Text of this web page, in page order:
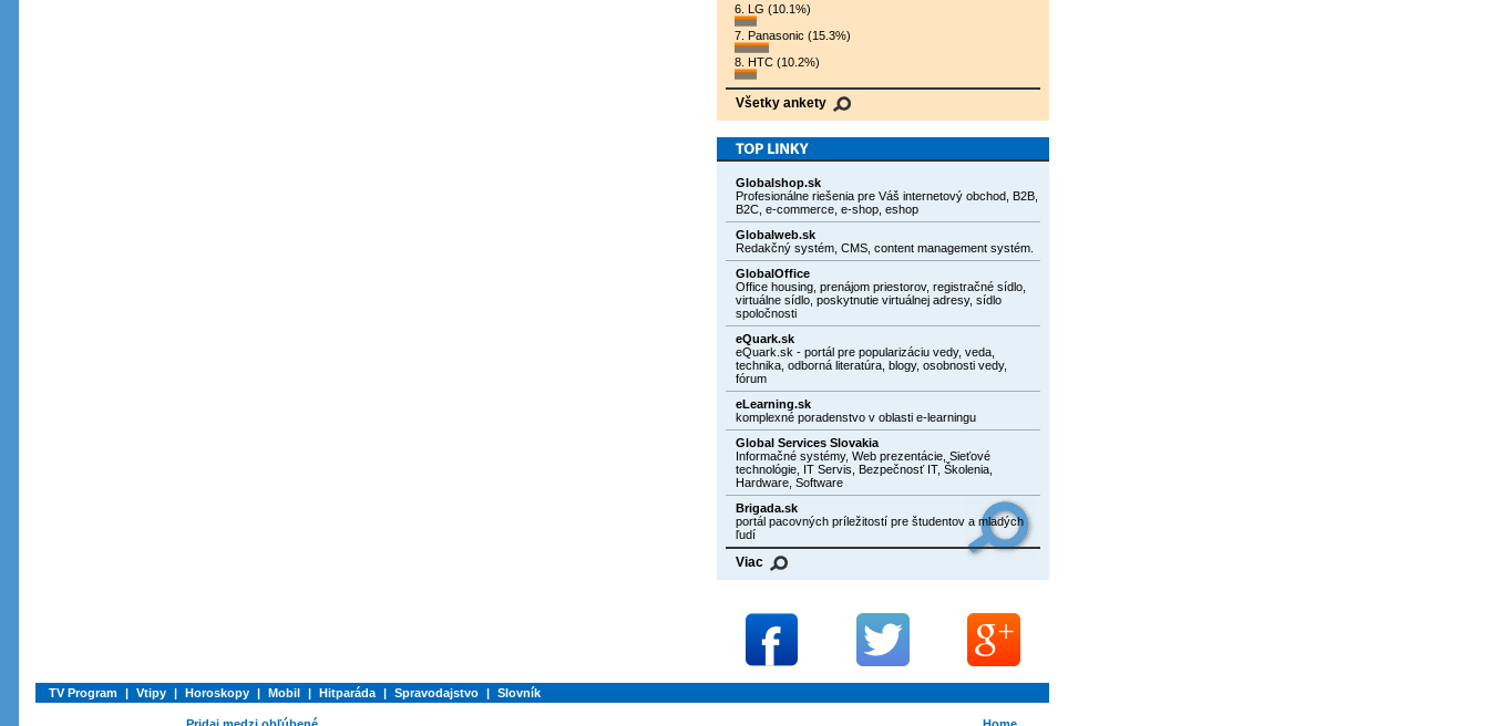
6. LG (10.1%)
7. Panasonic (15.3%)
8. HTC (10.2%)
Všetky ankety
Globalshop.sk
Profesionálne riešenia pre Váš internetový obchod, B2B,
B2C, e-commerce, e-shop, eshop
Globalweb.sk
Redakčný systém, CMS, content management systém.
GlobalOffice
Office housing, prenájom priestorov, registračné sídlo,
virtuálne sídlo, poskytnutie virtuálnej adresy, sídlo
spoločnosti
eQuark.sk
eQuark.sk - portál pre popularizáciu vedy, veda,
technika, odborná literatúra, blogy, osobnosti vedy,
fórum
eLearning.sk
komplexné poradenstvo v oblasti e-learningu
Global Services Slovakia
Informačné systémy, Web prezentácie, Sieťové
technológie, IT Servis, Bezpečnosť IT, Školenia,
Hardware, Software
Brigada.sk
portál pacovných príležitostí pre študentov a mladých
ľudí
Viac
TV Program | Vtipy | Horoskopy | Mobil | Hitparáda | Spravodajstvo | Slovník